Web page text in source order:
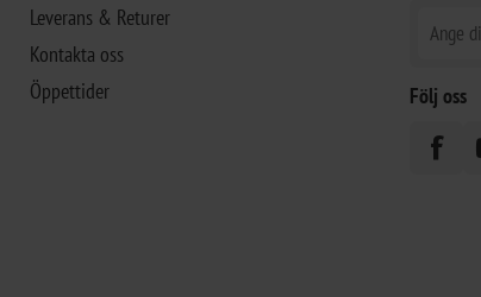
Leverans & Returer
Kontakta oss
Öppettider
Följ oss